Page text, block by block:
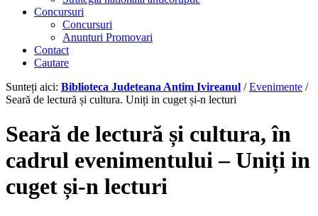
Concursuri
Concursuri
Anunturi Promovari
Contact
Cautare
Sunteți aici: Biblioteca Judeteana Antim Ivireanul / Evenimente /
Seară de lectură și cultura. Uniți in cuget și-n lecturi
Seară de lectură și cultura, în
cadrul evenimentului – Uniți in
cuget și-n lecturi